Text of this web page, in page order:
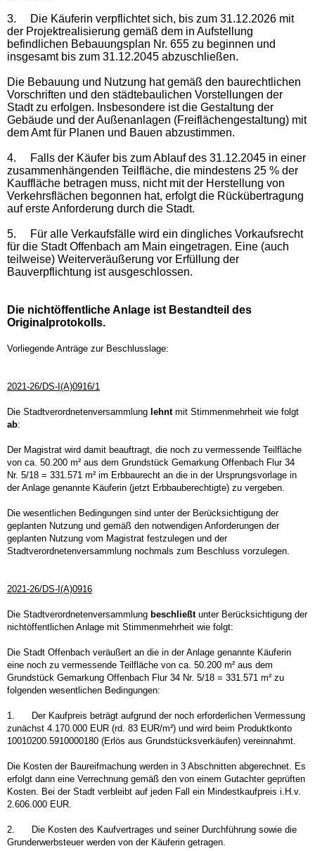
3.
Die Käuferin verpflichtet sich, bis zum 31.12.2026 mit
der Projektrealisierung gemäß dem in Aufstellung
befindlichen Bebauungsplan Nr. 655 zu beginnen und
insgesamt bis zum 31.12.2045 abzuschließen.
Die Bebauung und Nutzung hat gemäß den baurechtlichen
Vorschriften und den städtebaulichen Vorstellungen der
Stadt zu erfolgen. Insbesondere ist die Gestaltung der
Gebäude und der Außenanlagen (Freiflächengestaltung) mit
dem Amt für Planen und Bauen abzustimmen.
4.
Falls der Käufer bis zum Ablauf des 31.12.2045 in einer
zusammenhängenden Teilfläche, die mindestens 25 % der
Kauffläche betragen muss, nicht mit der Herstellung von
Verkehrsflächen begonnen hat, erfolgt die Rückübertragung
auf erste Anforderung durch die Stadt.
5.
Für alle Verkaufsfälle wird ein dingliches Vorkaufsrecht
für die Stadt Offenbach am Main eingetragen. Eine (auch
teilweise) Weiterveräußerung vor Erfüllung der
Bauverpflichtung ist ausgeschlossen.
Die nichtöffentliche Anlage ist Bestandteil des
Originalprotokolls.
Vorliegende Anträge zur Beschlusslage:
2021-26/DS-I(A)0916/1
Die Stadtverordnetenversammlung lehntmit Stimmenmehrheit wie folgt
ab:
Der Magistrat wird damit beauftragt, die noch zu vermessende Teilfläche
von ca. 50.200 m² aus dem Grundstück Gemarkung Offenbach Flur 34
Nr. 5/18 = 331.571 m² im Erbbaurecht an die in der Ursprungsvorlage in
der Anlage genannte Käuferin (jetzt Erbbauberechtigte) zu vergeben.
Die wesentlichen Bedingungen sind unter der Berücksichtigung der
geplanten Nutzung und gemäß den notwendigen Anforderungen der
geplanten Nutzung vom Magistrat festzulegen und der
Stadtverordnetenversammlung nochmals zum Beschluss vorzulegen.
2021-26/DS-I(A)0916
Die Stadtverordnetenversammlung beschließtunter Berücksichtigung der
nichtöffentlichen Anlage mit Stimmenmehrheit wie folgt:
Die Stadt Offenbach veräußert an die in der Anlage genannte Käuferin
eine noch zu vermessende Teilfläche von ca. 50.200 m² aus dem
Grundstück Gemarkung Offenbach Flur 34 Nr. 5/18 = 331.571 m² zu
folgenden wesentlichen Bedingungen:
1.
Der Kaufpreis beträgt aufgrund der noch erforderlichen Vermessung
zunächst 4.170.000 EUR (rd. 83 EUR/m²) und wird beim Produktkonto
10010200.5910000180 (Erlös aus Grundstücksverkäufen) vereinnahmt.
Die Kosten der Baureifmachung werden in 3 Abschnitten abgerechnet. Es
erfolgt dann eine Verrechnung gemäß den von einem Gutachter geprüften
Kosten. Bei der Stadt verbleibt auf jeden Fall ein Mindestkaufpreis i.H.v.
2.606.000 EUR.
2.
Die Kosten des Kaufvertrages und seiner Durchführung sowie die
Grunderwerbsteuer werden von der Käuferin getragen.